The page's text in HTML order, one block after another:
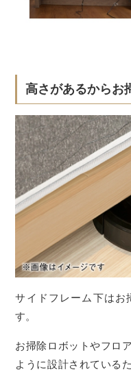
高さがあるからお
サイドフレーム下はお
す。
お掃除ロボットやフロ
ように設計されている